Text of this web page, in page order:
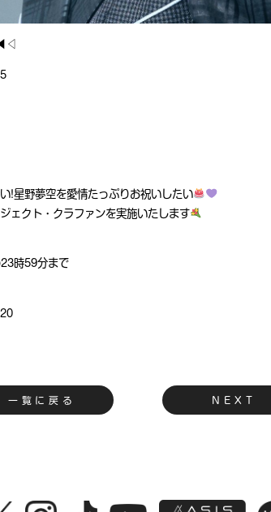
◀︎◁
!星野夢空を愛情たっぷりお祝いしたい
ェクト・クラファンを実施いたします
時59分まで
一覧に戻る NEXT